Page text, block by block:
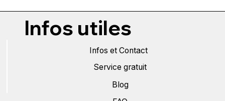
Infos utiles
Infos et Contact
Service gratuit
Blog